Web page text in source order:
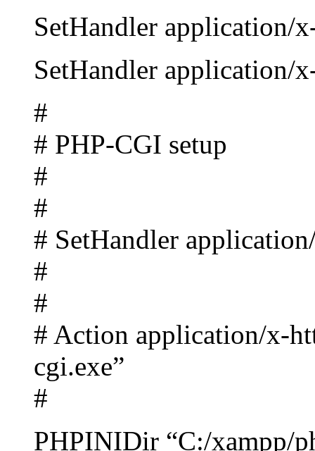
SetHandler application/
SetHandler application/
#
# PHP-CGI setup
#
#
# SetHandler
#
#
# Action application/x-
cgi.exe”
#
PHPINIDir “C:/xampp/